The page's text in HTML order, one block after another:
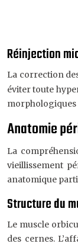
Réinjection
La correction
éviter toute
morphologiques
Anatomie
La
vieillissement
anatomique
Structure du
Le muscle
des cernes.